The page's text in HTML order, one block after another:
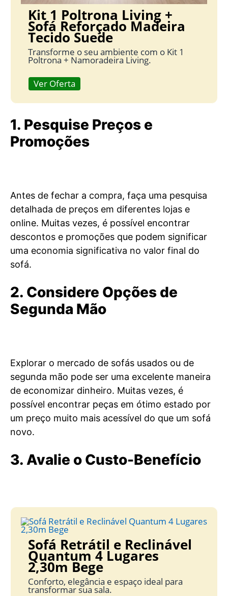
Kit 1 Poltrona Living +
Sofá Reforçado Madeira
Tecido Suede
Transforme o seu ambiente com o Kit 1
Poltrona + Namoradeira Living.
Ver Oferta
1. Pesquise Preços e
Promoções
Antes de fechar a compra, faça uma pesquisa
detalhada de preços em diferentes lojas e
online. Muitas vezes, é possível encontrar
descontos e promoções que podem significar
uma economia significativa no valor final do
sofá.
2. Considere Opções de
Segunda Mão
Explorar o mercado de sofás usados ou de
segunda mão pode ser uma excelente maneira
de economizar dinheiro. Muitas vezes, é
possível encontrar peças em ótimo estado por
um preço muito mais acessível do que um sofá
novo.
3. Avalie o Custo-Benefício
Sofá Retrátil e Reclinável
Quantum 4 Lugares
2,30m Bege
Conforto, elegância e espaço ideal para
transformar sua sala.